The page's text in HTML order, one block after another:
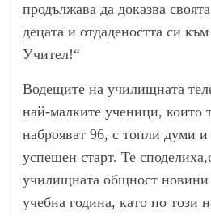
продължава да доказва
децата и отдадеността си
Учител!“
Водещите на училищната
най-малките ученици, които
наброяват 96, с топли думи
успешен старт. Те
училищната общност новини
учебна година, като по този